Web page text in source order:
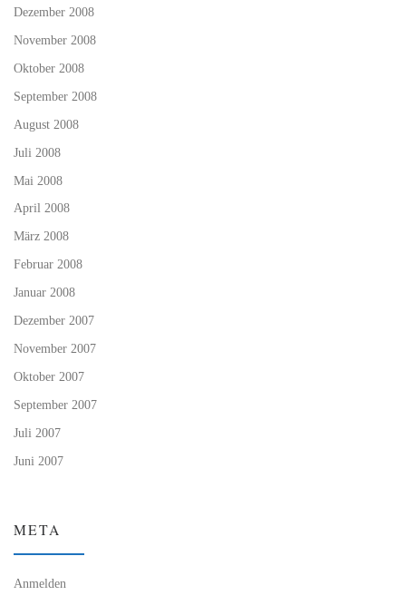
Dezember 2008
November 2008
Oktober 2008
September 2008
August 2008
Juli 2008
Mai 2008
April 2008
März 2008
Februar 2008
Januar 2008
Dezember 2007
November 2007
Oktober 2007
September 2007
Juli 2007
Juni 2007
META
Anmelden